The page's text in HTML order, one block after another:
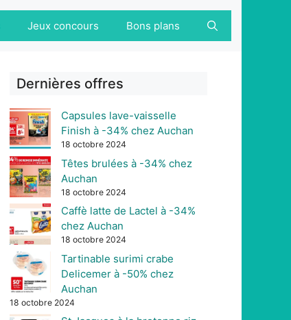
Jeux concours Bons plans
Dernières offres
Capsules lave-vaisselle
Finish à -34% chez Auchan
18 octobre 2024
Têtes brulées à -34% chez
Auchan
18 octobre 2024
Caffè latte de Lactel à -34%
chez Auchan
18 octobre 2024
Tartinable surimi crabe
Delicemer à -50% chez
Auchan
18 octobre 2024